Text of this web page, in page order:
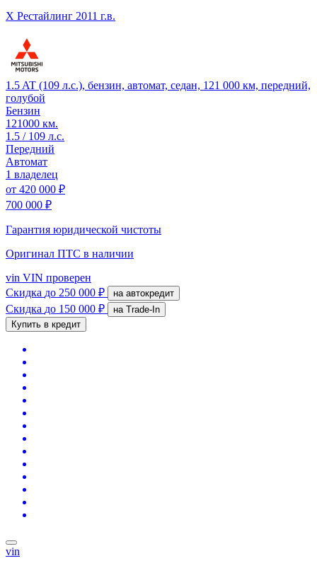
X Рестайлинг 2011 г.в.
1.5 AT (109 л.с.), бензин, автомат, седан, 121 000 км, передний,
голубой
Бензин
121000 км.
1.5 / 109 л.с.
Передний
Автомат
1 владелец
от 420 000 ₽
700 000 ₽
Гарантия юридической чистоты
Оригинал ПТС в наличии
vin VIN проверен
Скидка до 250 000 ₽ на автокредит
Скидка до 150 000 ₽
на Trade-In
Купить в кредит
vin